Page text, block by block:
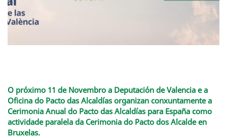
O próximo 11 de Novembro a Deputación de Valencia e a
Oficina do Pacto das Alcaldías organizan conxuntamente a
Cerimonia Anual do Pacto das Alcaldías para España como
actividade paralela da Cerimonia do Pacto dos Alcalde en
Bruxelas.